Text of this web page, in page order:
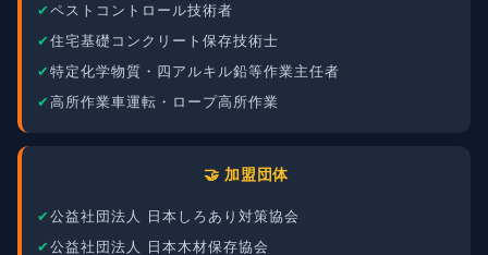
ペストコントロール技術者
住宅基礎コンクリート保存技術士
特定化学物質・四アルキル鉛等作業主任者
高所作業車運転・ロープ高所作業
🤝 加盟団体
公益社団法人 日本しろあり対策協会
公益社団法人 日本木材保存協会